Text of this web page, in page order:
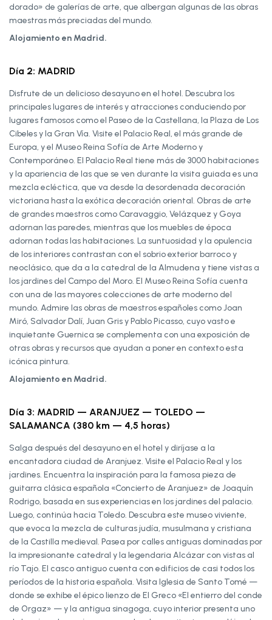
dorado» de galerías de arte, que albergan algunas de las obras
maestras más preciadas del mundo.
Alojamiento en Madrid.
Día 2: MADRID
Disfrute de un delicioso desayuno en el hotel. Descubra los
principales lugares de interés y atracciones conduciendo por
lugares famosos como el Paseo de la Castellana, la Plaza de Los
Cibeles y la Gran Vía. Visite el Palacio Real, el más grande de
Europa, y el Museo Reina Sofía de Arte Moderno y
Contemporáneo. El Palacio Real tiene más de 3000 habitaciones
y la apariencia de las que se ven durante la visita guiada es una
mezcla ecléctica, que va desde la desordenada decoración
victoriana hasta la exótica decoración oriental. Obras de arte
de grandes maestros como Caravaggio, Velázquez y Goya
adornan las paredes, mientras que los muebles de época
adornan todas las habitaciones. La suntuosidad y la opulencia
de los interiores contrastan con el sobrio exterior barroco y
neoclásico, que da a la catedral de la Almudena y tiene vistas a
los jardines del Campo del Moro. El Museo Reina Sofía cuenta
con una de las mayores colecciones de arte moderno del
mundo. Admire las obras de maestros españoles como Joan
Miró, Salvador Dalí, Juan Gris y Pablo Picasso, cuyo vasto e
inquietante Guernica se complementa con una exposición de
otras obras y recursos que ayudan a poner en contexto esta
icónica pintura.
Alojamiento en Madrid.
Día 3: MADRID — ARANJUEZ — TOLEDO —
SALAMANCA (380 km — 4,5 horas)
Salga después del desayuno en el hotel y diríjase a la
encantadora ciudad de Aranjuez. Visite el Palacio Real y los
jardines. Encuentra la inspiración para la famosa pieza de
guitarra clásica española «Concierto de Aranjuez» de Joaquín
Rodrigo, basada en sus experiencias en los jardines del palacio.
Luego, continúa hacia Toledo. Descubra este museo viviente,
que evoca la mezcla de culturas judía, musulmana y cristiana
de la Castilla medieval. Pasea por calles antiguas dominadas por
la impresionante catedral y la legendaria Alcázar con vistas al
río Tajo. El casco antiguo cuenta con edificios de casi todos los
períodos de la historia española. Visita Iglesia de Santo Tomé —
donde se exhibe el épico lienzo de El Greco «El entierro del conde
de Orgaz» — y la antigua sinagoga, cuyo interior presenta uno